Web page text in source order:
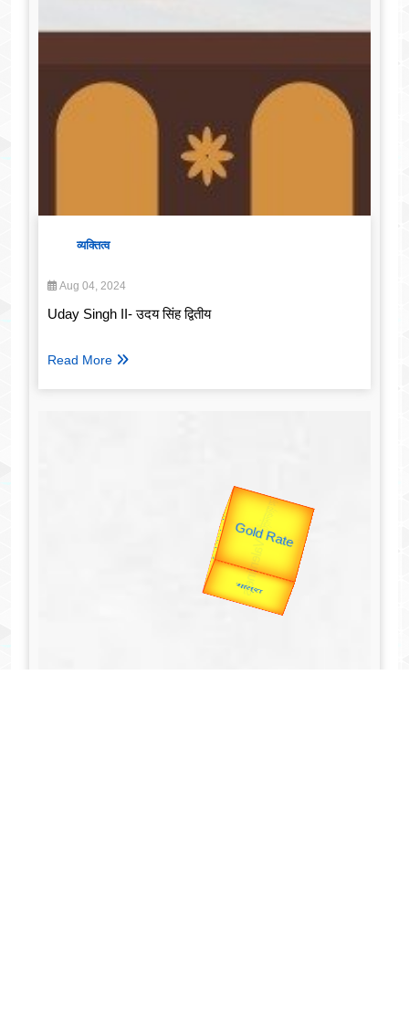
व्यक्तित्व
Aug 04, 2024
Uday Singh II- उदय सिंह द्वितीय
Read More
उप प्रधानमंत्री
Valentine's
उपराष्ट्रपति
यात्रा
Gold Rate unTV Special